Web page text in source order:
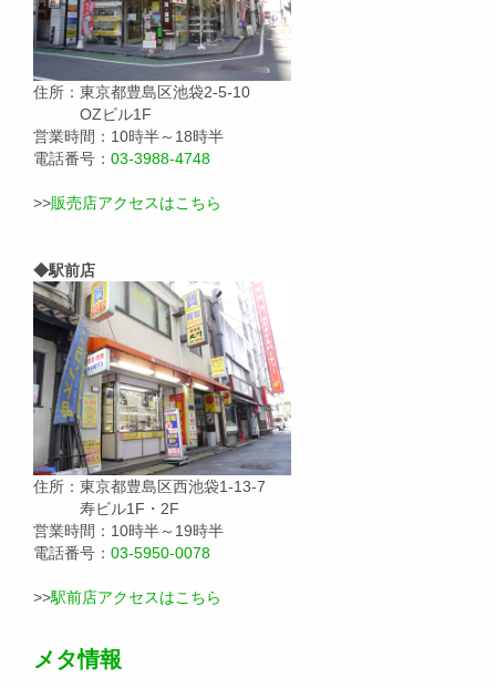
住所：東京都豊島区池袋2-5-10
OZビル1F
営業時間：10時半～18時半
電話番号： 03-3988-4748
>>販売店アクセスはこちら
◆駅前店
住所：東京都豊島区西池袋1-13-7
寿ビル1F・2F
営業時間：10時半～19時半
電話番号： 03-5950-0078
>>駅前店アクセスはこちら
メタ情報